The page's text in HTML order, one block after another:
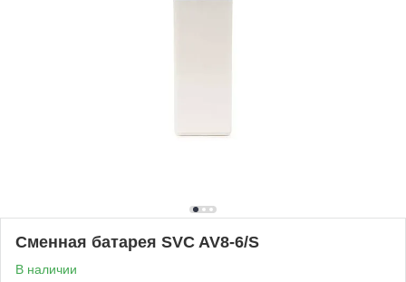
Сменная батарея SVC AV8-6/S
В наличии